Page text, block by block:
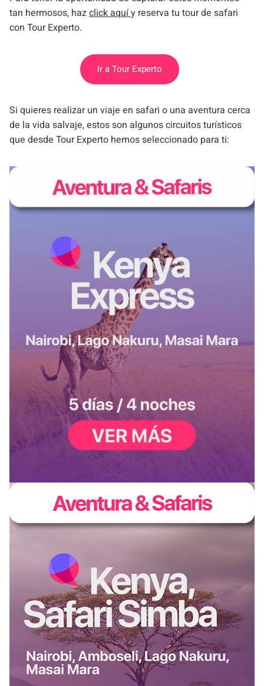
tan hermosos, hazclick aquíy reserva tu tour de safari
con Tour Experto.
Ir a Tour Experto
Si quieres realizar un viaje en safari o una aventura cerca
de la vida salvaje, estos son algunos circuitos turísticos
que desde Tour Experto hemos seleccionado para ti: